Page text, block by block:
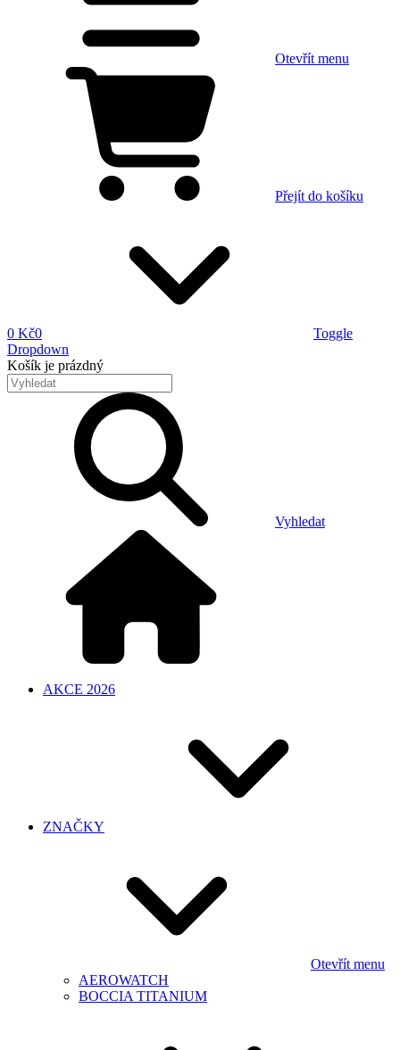
Otevřít menu
Přejít do košíku
0 Kč0
Toggle
Dropdown
Košík je prázdný
Vyhledat
AKCE 2026
ZNAČKY
Otevřít menu
AEROWATCH
BOCCIA TITANIUM